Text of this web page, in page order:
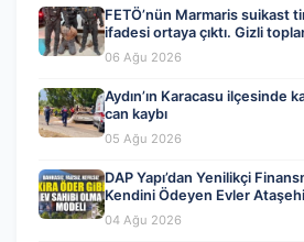
FETÖ’nün Marmaris suikast
ifadesi ortaya çıktı. Gizli
06 Ağu 2026
Aydın’ın Karacasu ilçesinde
can kaybı
05 Ağu 2026
DAP Yapı’dan Yenilikçi
Kendini Ödeyen Evler
04 Ağu 2026